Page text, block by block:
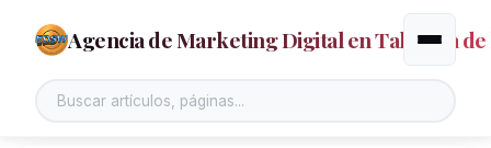
Agencia de Marketing Digital en Talavera de
Alternar